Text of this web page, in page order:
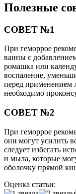
Полезные
СОВЕТ №1
При геморрое
ванны с
ромашка или
воспаление,
перед применением
необходимо
СОВЕТ №2
При геморрое
они могут усилить
следует избегать
и мыла, которые
оболочку прямой
Оценка статьи: